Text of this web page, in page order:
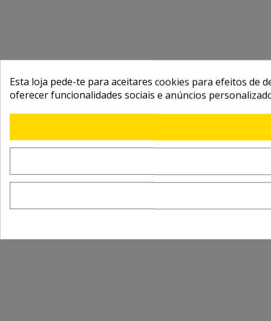
Esta loja pede-te para aceitares cookies para efeitos de
oferecer funcionalidades sociais e anúncios